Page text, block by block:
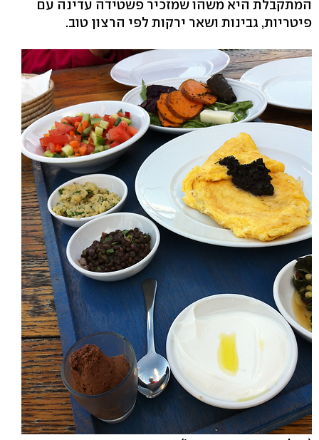
המתקבלת היא משהו שמזכיר פשטידה עדינה עם
פיטריות, גבינות ושאר ירקות לפי הרצון טוב.